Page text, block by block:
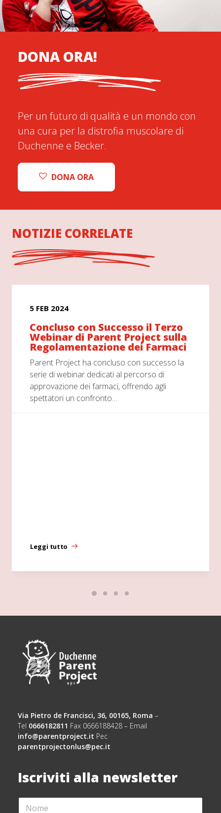
DONA ORA!
Per un futuro di qualità e un mondo con
una cura per la distrofia muscolare di
Duchenne e Becker.
DONA ORA
NOTIZIE CORRELATE
5 FEB 2024
Concluso con Successo il Terzo
Webinar di Parent Project sulla
Regolamentazione dei Farmaci
Parent Project ha concluso con successo la
serie di webinar dedicati al percorso di
approvazione dei farmaci, offrendo agli
spettatori un confronto…
Leggi tutto
Via Pietro de Francisci, 36, 00165, Roma –
Tel 0666182811 Fax 0666188428 – Email
info@parentproject.it Pec
parentprojectonlus@pec.it
Iscriviti alla newsletter
AN